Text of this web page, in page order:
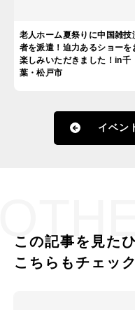
老人ホーム夏祭りに中国雑技
者を派遣！迫力あるショーを
楽しみいただきました！in千
葉・松戸市
イベン
この記事を見た
こちらもチェッ